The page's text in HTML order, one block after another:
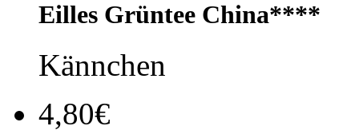
Eilles Grüntee China****
Kännchen
4,80€